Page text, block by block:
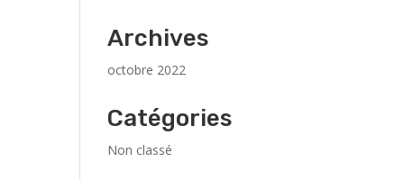
Archives
octobre 2022
Catégories
Non classé